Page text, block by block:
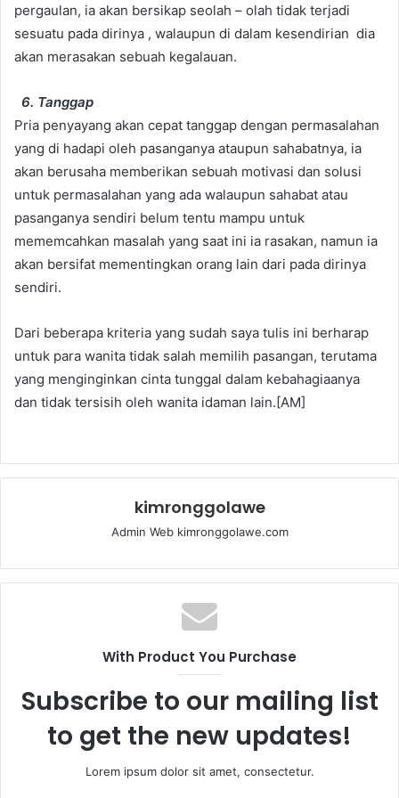
pergaulan, ia akan bersikap seolah – olah tidak terjadi
sesuatu pada dirinya , walaupun di dalam kesendirian dia
akan merasakan sebuah kegalauan.
6. Tanggap
Pria penyayang akan cepat tanggap dengan permasalahan
yang di hadapi oleh pasanganya ataupun sahabatnya, ia
akan berusaha memberikan sebuah motivasi dan solusi
untuk permasalahan yang ada walaupun sahabat atau
pasanganya sendiri belum tentu mampu untuk
mememcahkan masalah yang saat ini ia rasakan, namun ia
akan bersifat mementingkan orang lain dari pada dirinya
sendiri.
Dari beberapa kriteria yang sudah saya tulis ini berharap
untuk para wanita tidak salah memilih pasangan, terutama
yang menginginkan cinta tunggal dalam kebahagiaanya
dan tidak tersisih oleh wanita idaman lain.[AM]
kimronggolawe
Admin Web kimronggolawe.com
With Product You Purchase
Subscribe to our mailing list
to get the new updates!
Lorem ipsum dolor sit amet, consectetur.